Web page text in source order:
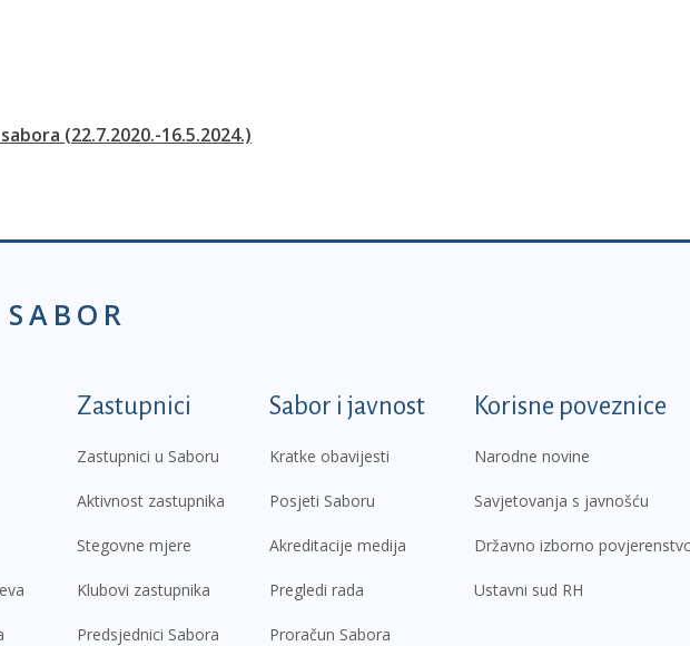
(22.7.2020.-16.5.2024.)
izbornik
Zastupnici
Zastupnici u Saboru
Aktivnost zastupnika
Stegovne mjere
Klubovi zastupnika
Predsjednici Sabora
Sabor i javnost
Kratke obavijesti
Posjeti Saboru
Akreditacije medija
Pregledi rada
Proračun Sabora
Korisne poveznice
Narodne novine
Savjetovanja s javnošću
Državno izborno
Ustavni sud RH